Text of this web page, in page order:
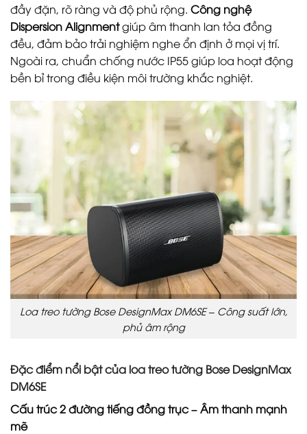
đầy đặn, rõ ràng và độ phủ rộng. Công nghệ
Dispersion Alignmentgiúp âm thanh lan tỏa đồng
đều, đảm bảo trải nghiệm nghe ổn định ở mọi vị trí.
Ngoài ra, chuẩn chống nước IP55 giúp loa hoạt động
bền bỉ trong điều kiện môi trường khắc nghiệt.
Loa treo tường Bose DesignMax DM6SE – Công suất lớn,
phủ âm rộng
Đặc điểm nổi bật của loa treo tường Bose DesignMax
DM6SE
Cấu trúc 2 đường tiếng đồng trục – Âm thanh mạnh
mẽ